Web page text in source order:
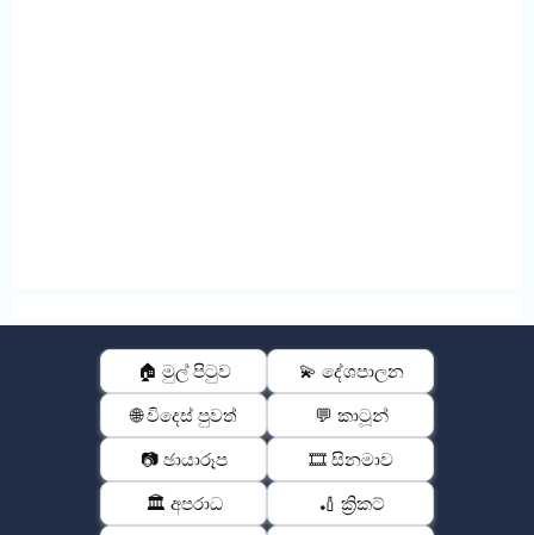
🏠 මුල් පිටුව 💫 දේශපාලන
🌐 විදෙස් පුවත් 💬 කාටූන්
📷 ඡායාරූප 🎞️ සිනමාව
🏛️ අපරාධ 🏏 ක්‍රිකට්